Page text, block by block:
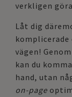
verkligen
Låt dig
komplicerade
vägen!
kan du
hand, utan
on-page